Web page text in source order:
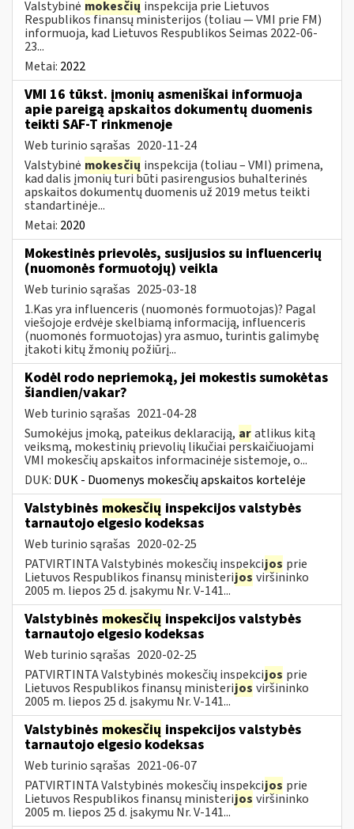
Valstybinė mokesčių inspekcija prie Lietuvos
Respublikos finansų ministerijos (toliau — VMI prie FM)
informuoja, kad Lietuvos Respublikos Seimas 2022-06-
23...
Metai: 2022
VMI 16 tūkst. įmonių asmeniškai informuoja
apie pareigą apskaitos dokumentų duomenis
teikti SAF-T rinkmenoje
Web turinio sąrašas 2020-11-24
Valstybinė mokesčių inspekcija (toliau – VMI) primena,
kad dalis įmonių turi būti pasirengusios buhalterinės
apskaitos dokumentų duomenis už 2019 metus teikti
standartinėje...
Metai: 2020
Mokestinės prievolės, susijusios su influencerių
(nuomonės formuotojų) veikla
Web turinio sąrašas 2025-03-18
1.Kas yra influenceris (nuomonės formuotojas)? Pagal
viešojoje erdvėje skelbiamą informaciją, influenceris
(nuomonės formuotojas) yra asmuo, turintis galimybę
įtakoti kitų žmonių požiūrį...
Kodėl rodo nepriemoką, jei mokestis sumokėtas
šiandien/vakar?
Web turinio sąrašas 2021-04-28
Sumokėjus įmoką, pateikus deklaraciją, aratlikus kitą
veiksmą, mokestinių prievolių likučiai perskaičiuojami
VMI mokesčių apskaitos informacinėje sistemoje, o...
DUK: DUK - Duomenys mokesčių apskaitos kortelėje
Valstybinės mokesčių inspekcijos valstybės
tarnautojo elgesio kodeksas
Web turinio sąrašas 2020-02-25
PATVIRTINTA Valstybinės mokesčių inspekcijos prie
Lietuvos Respublikos finansų ministerijos viršininko
2005 m. liepos 25 d. įsakymu Nr. V-141...
Valstybinės mokesčių inspekcijos valstybės
tarnautojo elgesio kodeksas
Web turinio sąrašas 2020-02-25
PATVIRTINTA Valstybinės mokesčių inspekcijos prie
Lietuvos Respublikos finansų ministerijos viršininko
2005 m. liepos 25 d. įsakymu Nr. V-141...
Valstybinės mokesčių inspekcijos valstybės
tarnautojo elgesio kodeksas
Web turinio sąrašas 2021-06-07
PATVIRTINTA Valstybinės mokesčių inspekcijos prie
Lietuvos Respublikos finansų ministerijos viršininko
2005 m. liepos 25 d. įsakymu Nr. V-141...